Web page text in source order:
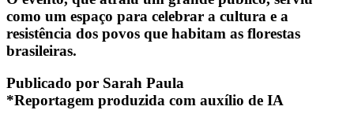
como um espaço para celebrar a cultura e a
resistência dos povos que habitam as florestas
brasileiras.
Publicado por Sarah Paula
*Reportagem produzida com auxílio de IA